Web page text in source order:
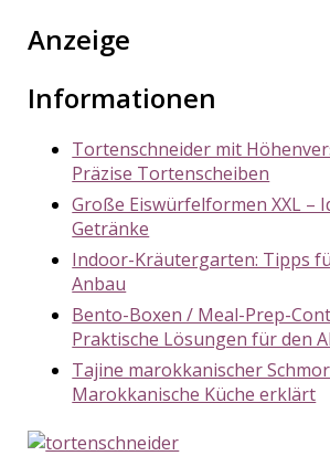
Anzeige
Informationen
Tortenschneider mit
Präzise Tortenscheiben
Große Eiswürfelformen XXL –
Getränke
Indoor-Kräutergarten: Tipps
Anbau
Bento-Boxen / Meal-Prep-
Praktische Lösungen für den
Tajine marokkanischer
Marokkanische Küche erklärt